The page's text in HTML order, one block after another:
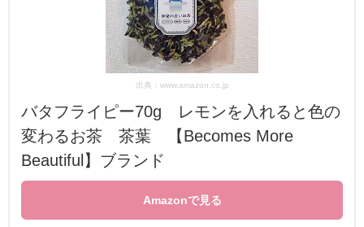
出典：www.amazon.co.jp
バタフライピー70g レモンを入れると色の
変わるお茶 茶葉 【Becomes More
Beautiful】ブランド
Amazonで見る